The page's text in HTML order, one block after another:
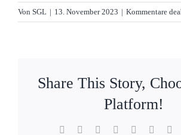
Von SGL | 13. November 2023 | Kommentare
Share This Story,
Platform!
Facebook Reddit LinkedInWhatsApp
Tumblr